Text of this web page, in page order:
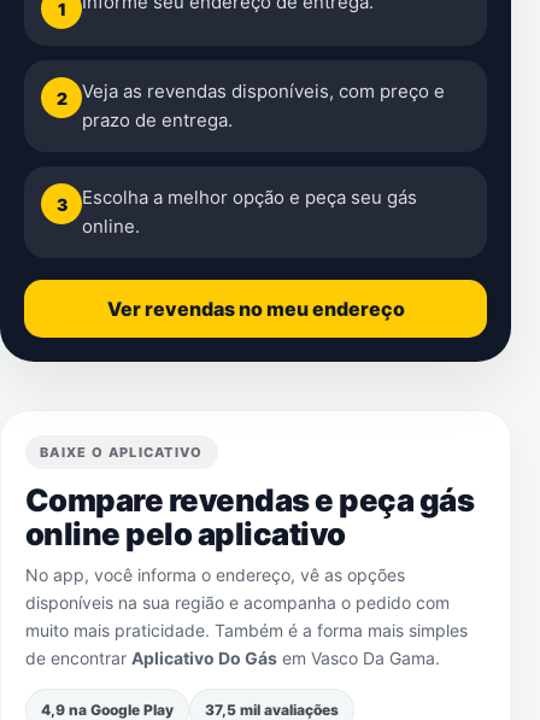
1
2
Veja as revendas disponíveis, com preço e
prazo de entrega.
3
Escolha a melhor opção e peça seu gás
online.
Ver revendas no meu endereço
BAIXE O APLICATIVO
Compare revendas e peça gás
online pelo aplicativo
No app, você informa o endereço, vê as opções
disponíveis na sua região e acompanha o pedido com
muito mais praticidade. Também é a forma mais simples
de encontrar Aplicativo Do Gás em Vasco Da Gama.
4,9 na Google Play 37,5 mil avaliações